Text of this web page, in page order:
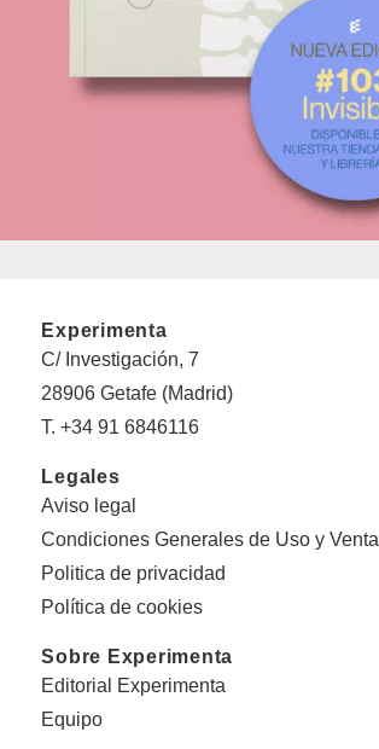
Experimenta
C/ Investigación, 7
28906 Getafe (Madrid)
T. +34 91 6846116
Legales
Aviso legal
Condiciones Generales de Uso y Venta
Politica de privacidad
Política de cookies
Sobre Experimenta
Editorial Experimenta
Equipo